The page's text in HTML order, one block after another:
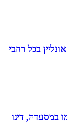
בכל רחבי
במסעדה, דינו